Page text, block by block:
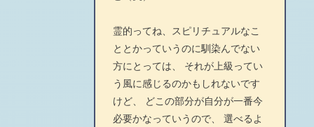
霊的ってね、スピリチュアルなこ
ととかっていうのに馴染んでない
方にとっては、 それが上級ってい
う風に感じるのかもしれないです
けど、 どこの部分が自分が一番今
必要かなっていうので、 選べるよ